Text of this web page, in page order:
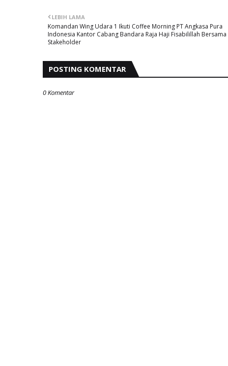
LEBIH LAMA
Komandan Wing Udara 1 Ikuti Coffee Morning PT Angkasa Pura
Indonesia Kantor Cabang Bandara Raja Haji Fisabilillah Bersama
Stakeholder
POSTING KOMENTAR
0 Komentar